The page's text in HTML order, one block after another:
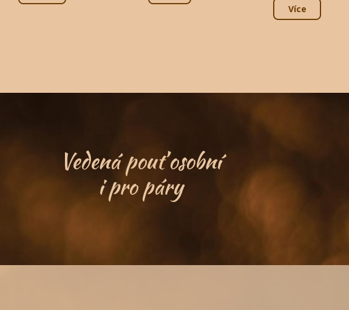
Více
Vedená pouť osobní
i pro páry